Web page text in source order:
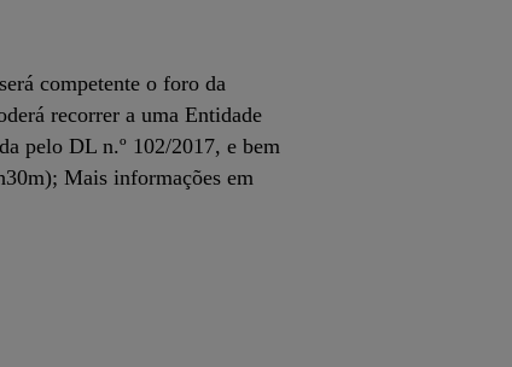
competente o foro da
recorrer a uma Entidade
pelo DL n.º 102/2017, e bem
Mais informações em